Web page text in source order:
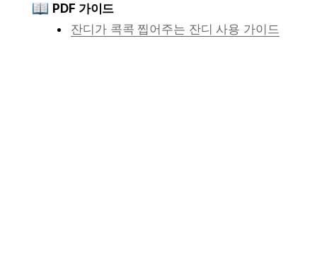
PDF 가이드
잔디가 콕콕 찝어주는 잔디 사용 가이드